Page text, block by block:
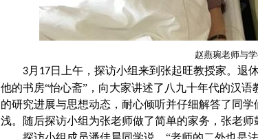
赵燕琬老师与
3月 17日上午，探访小组来到张起旺教授家。退
他的书房“怡心斋”，向大家讲述了八九十年代的汉
的研究进展与思想动态，耐心倾听并仔细解答了同
浅。随后探访小组为张老师做了简单的家务，张老师